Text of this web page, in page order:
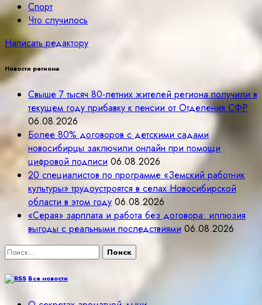
Спорт
Что случилось
Написать редактору
Новости региона
Свыше 7 тысяч 80-летних жителей региона получили в
текущем году прибавку к пенсии от Отделения СФР
06.08.2026
Более 80% договоров с детскими садами
новосибирцы заключили онлайн при помощи
цифровой подписи 06.08.2026
20 специалистов по программе «Земский работник
культуры» трудоустроятся в селах Новосибирской
области в этом году 06.08.2026
«Серая» зарплата и работа без договора: иллюзия
выгоды с реальными последствиями 06.08.2026
Найти:
Все новости